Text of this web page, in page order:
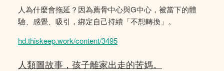
人為什麼會拖延？因為薦骨中心與G中心，被當下的體
驗、感覺、吸引，綁定自己持續「不想轉換」。
hd.thiskeep.work/content/3495
人類圖故事，孩子離家出走的苦媽。